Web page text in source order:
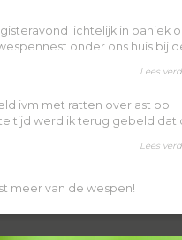
lichtelijk in paniek
onder ons huis bij
Lees
ivm met ratten overlast op
tijd werd ik terug gebeld dat
Lees
meer van de wespen!